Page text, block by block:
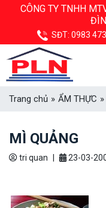
CÔNG TY TNHH
SĐT: 0983
Trang chủ » ẨM THỰC »
MÌ QUẢNG
tri quan 23-03-